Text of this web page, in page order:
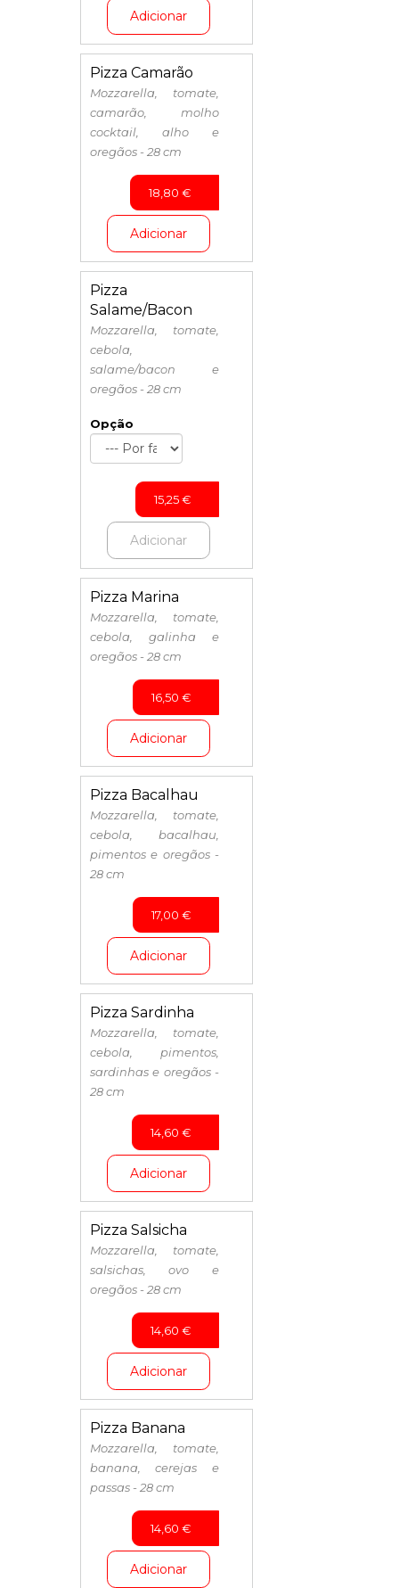
Adicionar
Pizza Camarão
Mozzarella, tomate,
camarão, molho
cocktail, alho e
oregãos - 28 cm
18,80 €
Adicionar
Pizza
Salame/Bacon
Mozzarella, tomate,
cebola,
salame/bacon e
oregãos - 28 cm
Opção
15,25€
Adicionar
Pizza Marina
Mozzarella, tomate,
cebola, galinha e
oregãos - 28 cm
16,50 €
Adicionar
Pizza Bacalhau
Mozzarella, tomate,
cebola, bacalhau,
pimentos e oregãos -
28 cm
17,00 €
Adicionar
Pizza Sardinha
Mozzarella, tomate,
cebola, pimentos,
sardinhas e oregãos -
28 cm
14,60 €
Adicionar
Pizza Salsicha
Mozzarella, tomate,
salsichas, ovo e
oregãos - 28 cm
14,60 €
Adicionar
Pizza Banana
Mozzarella, tomate,
banana, cerejas e
passas - 28 cm
14,60 €
Adicionar